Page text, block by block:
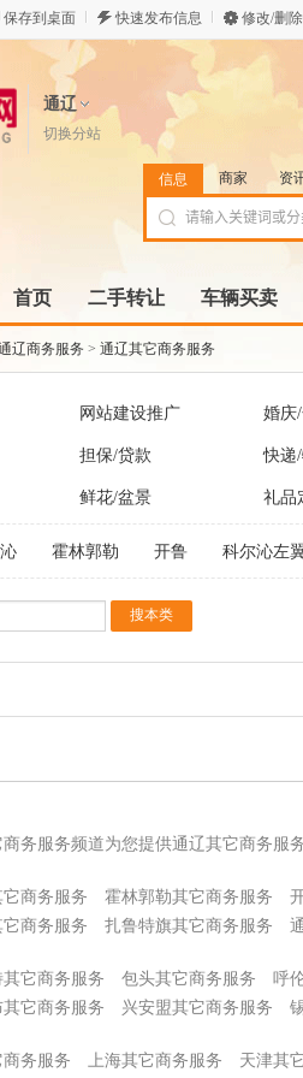
保存到桌面 快速发布信息 修改/删
通辽
切换分站
信息 商家 资
首页 二手转让 车辆买卖
辽商务服务 > 通辽其它商务服务
网站建设推广 婚庆
担保/贷款 快递
鲜花/盆景 礼品
霍林郭勒 开鲁 科尔沁左
务服务频道为您提供通辽其它商务服
商务服务 霍林郭勒其它商务服务
商务服务
扎鲁特旗其它商务服务
其它商务服务 包头其它商务服务 呼
它商务服务
兴安盟其它商务服务
务服务 上海其它商务服务 天津其